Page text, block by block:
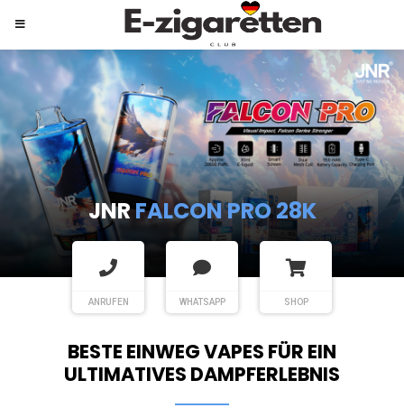
JNRSHISHA HOOKAH MAX
ANRUFEN WHATSAPP SHOP
BESTE EINWEG VAPES FÜR EIN
ULTIMATIVES DAMPFERLEBNIS